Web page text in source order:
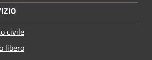
civile
libero